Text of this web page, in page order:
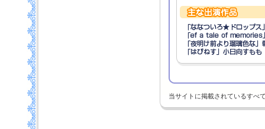
当サイトに掲載されているすべ